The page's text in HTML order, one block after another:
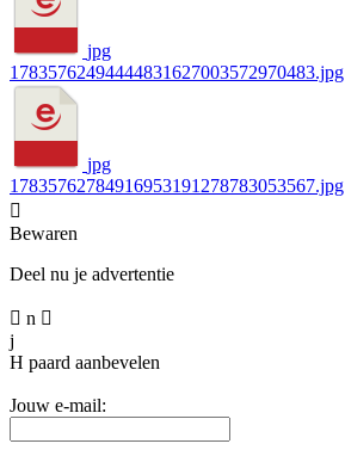
jpg
17835762494444831627003572970483.jpg
jpg
17835762784916953191278783053567.jpg

Bewaren
Deel nu je advertentie
 n 
j
H paard aanbevelen
Jouw e-mail: